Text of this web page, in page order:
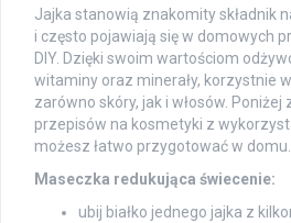
Jajka stanowią znakomity składnik
i często pojawiają się w domowych
DIY. Dzięki swoim wartościom
witaminy oraz minerały, korzystnie
zarówno skóry, jak i włosów.
przepisów na kosmetyki z
możesz łatwo przygotować w domu.
Maseczka redukująca świecenie:
ubij białko jednego jajka z